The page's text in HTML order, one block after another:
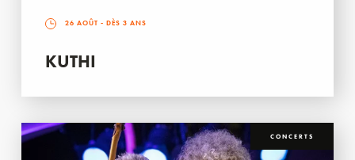
26 AOÛT - DÈS 3 ANS
KUTHI
CONCERTS